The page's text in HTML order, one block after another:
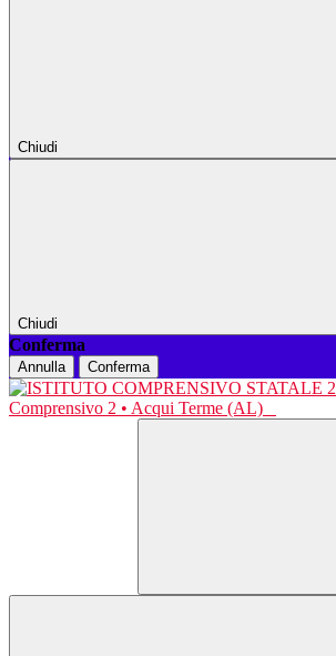
Chiudi
Chiudi
Conferma
Annulla Conferma
Comprensivo 2 • Acqui Terme (AL)